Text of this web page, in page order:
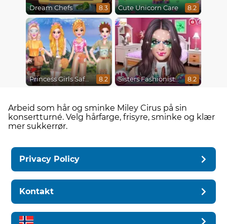
Dream Chefs 8.3 Cute Unicorn Care 8.2
Princess Girls Safari Trip 8.2 Sisters Fashionista Makeup 8.2
Arbeid som hår og sminke Miley Cirus på sin
konsertturné. Velg hårfarge, frisyre, sminke og klær
mer sukkerrør.
Privacy Policy
Kontakt